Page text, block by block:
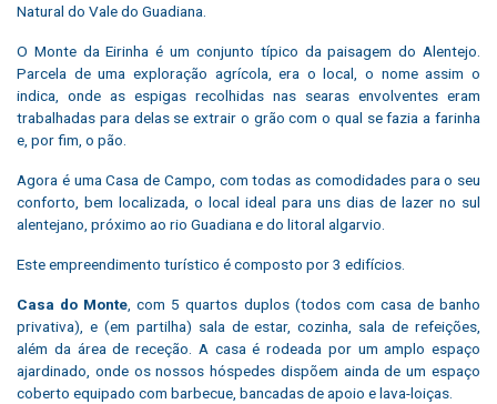
Natural do Vale do Guadiana.
O Monte da Eirinha é um conjunto típico da paisagem do Alentejo.
Parcela de uma exploração agrícola, era o local, o nome assim o
indica, onde as espigas recolhidas nas searas envolventes eram
trabalhadas para delas se extrair o grão com o qual se fazia a farinha
e, por fim, o pão.
Agora é uma Casa de Campo, com todas as comodidades para o seu
conforto, bem localizada, o local ideal para uns dias de lazer no sul
alentejano, próximo ao rio Guadiana e do litoral algarvio.
Este empreendimento turístico é composto por 3 edifícios.
Casa do Monte, com 5 quartos duplos (todos com casa de banho
privativa), e (em partilha) sala de estar, cozinha, sala de refeições,
além da área de receção. A casa é rodeada por um amplo espaço
ajardinado, onde os nossos hóspedes dispõem ainda de um espaço
coberto equipado com barbecue, bancadas de apoio e lava-loiças.